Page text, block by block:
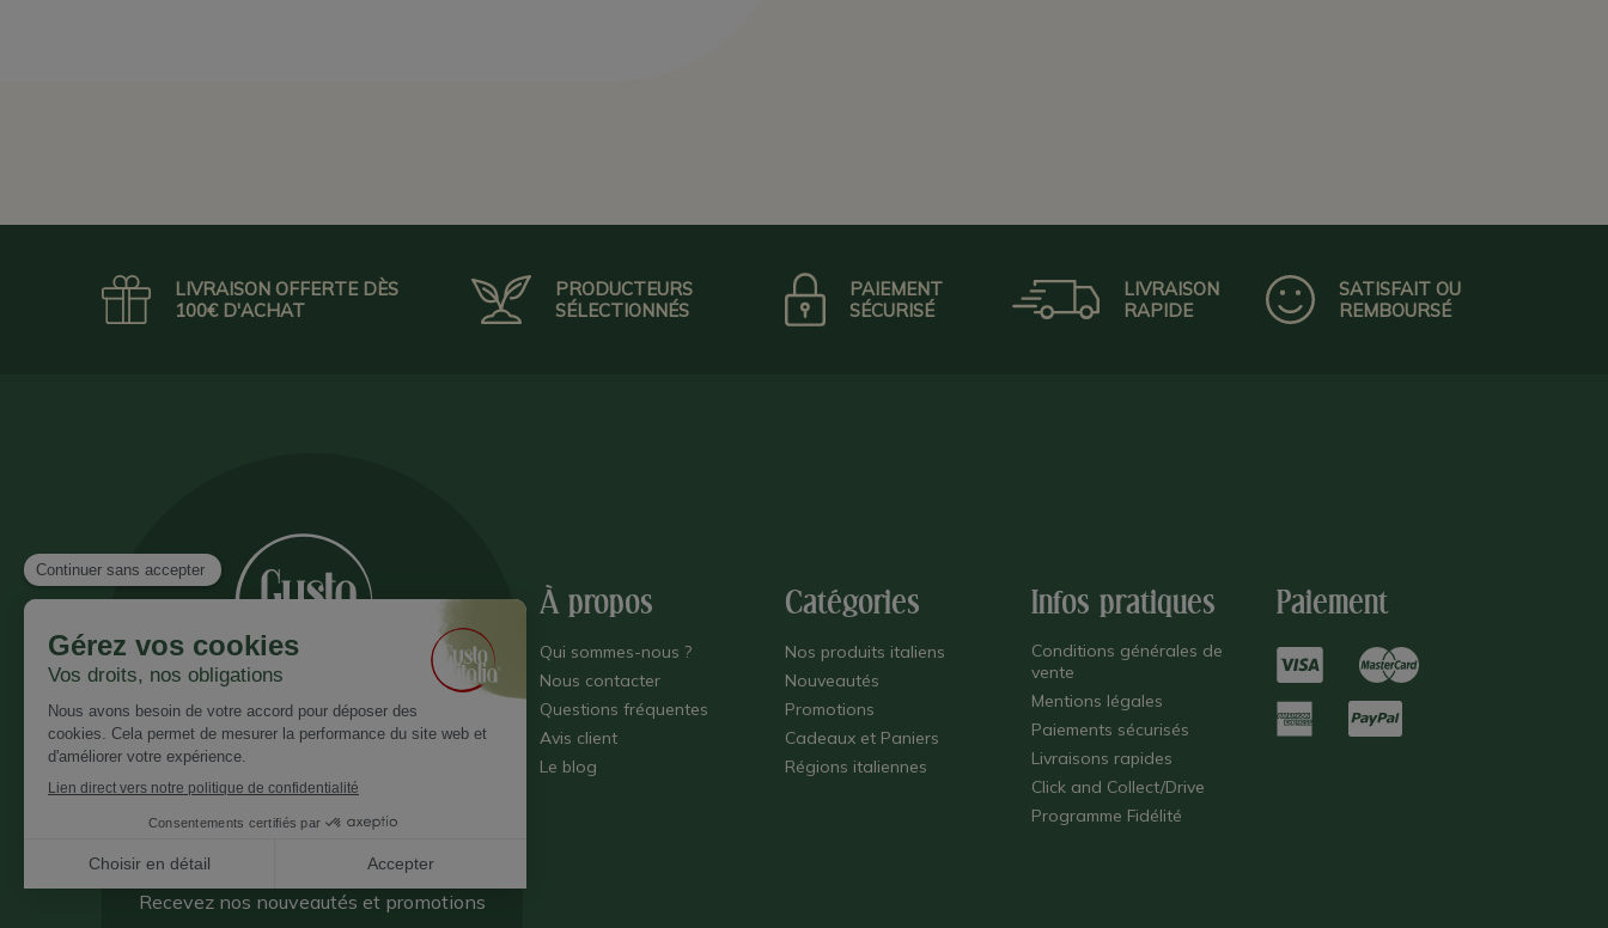
LIVRAISON OFFERTE DÈS
100€ D'ACHAT
PRODUCTEURS
SÉLECTIONNÉS
PAIEMENT
SÉCURISÉ
LIVRAISON
RAPIDE
SATISFAIT OU
REMBOURSÉ
À propos
Qui sommes-nous ?
Nous contacter
Questions fréquentes
Avis client
Le blog
Catégories
Nos produits italiens
Nouveautés
Promotions
Cadeaux et Paniers
Régions italiennes
Infos pratiques
Conditions générales de
vente
Mentions légales
Paiements sécurisés
Livraisons rapides
Click and Collect/Drive
Programme Fidélité
Paiement
Inscrivez vous à notre newsletter
Recevez nos nouveautés et promotions